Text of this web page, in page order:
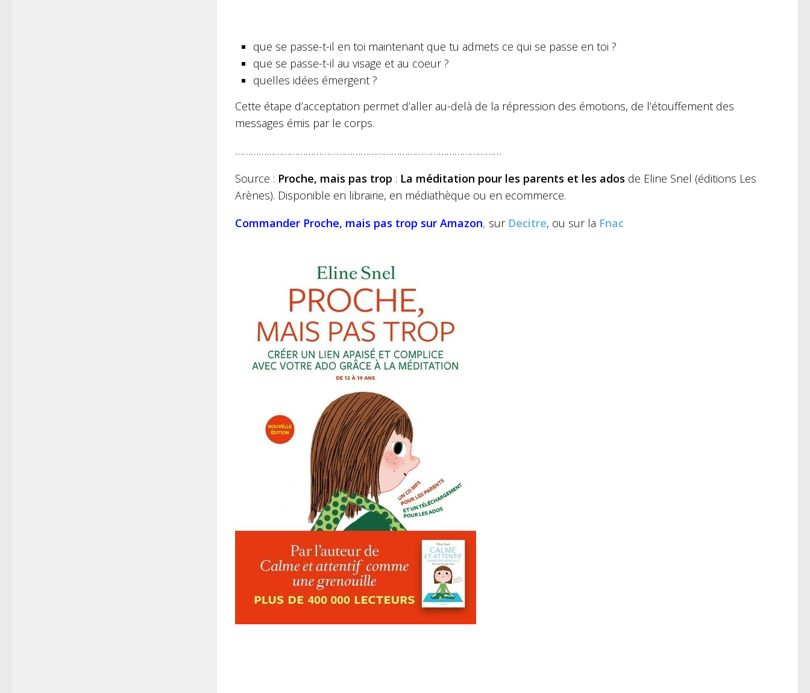
que se passe-t-il en toi maintenant que tu admets ce qui se passe en toi ?
que se passe-t-il au visage et au coeur ?
quelles idées émergent ?
Cette étape d’acceptation permet d’aller au-delà de la répression des émotions, de l’étouffement des
messages émis par le corps.
…………………………………………………………………………………………
Source : Proche, mais pas trop : La méditation pour les parents et les ados de Eline Snel (éditions Les
Arènes). Disponible en librairie, en médiathèque ou en ecommerce.
Commander Proche, mais pas trop sur Amazon, sur Decitre, ou sur la Fnac